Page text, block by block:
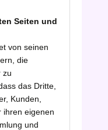
Seiten und
von seinen
die
zu
das Dritte,
Kunden,
ihren eigenen
und